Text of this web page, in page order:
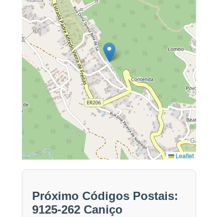
Leaflet
Próximo Códigos Postais:
9125-262 Caniço